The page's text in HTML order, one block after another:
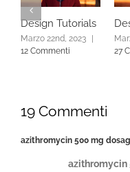
Design Tutorials
Marzo 22nd, 2023
12 Commenti
27
19 Commenti
azithromycin 500 mg
azithromycin